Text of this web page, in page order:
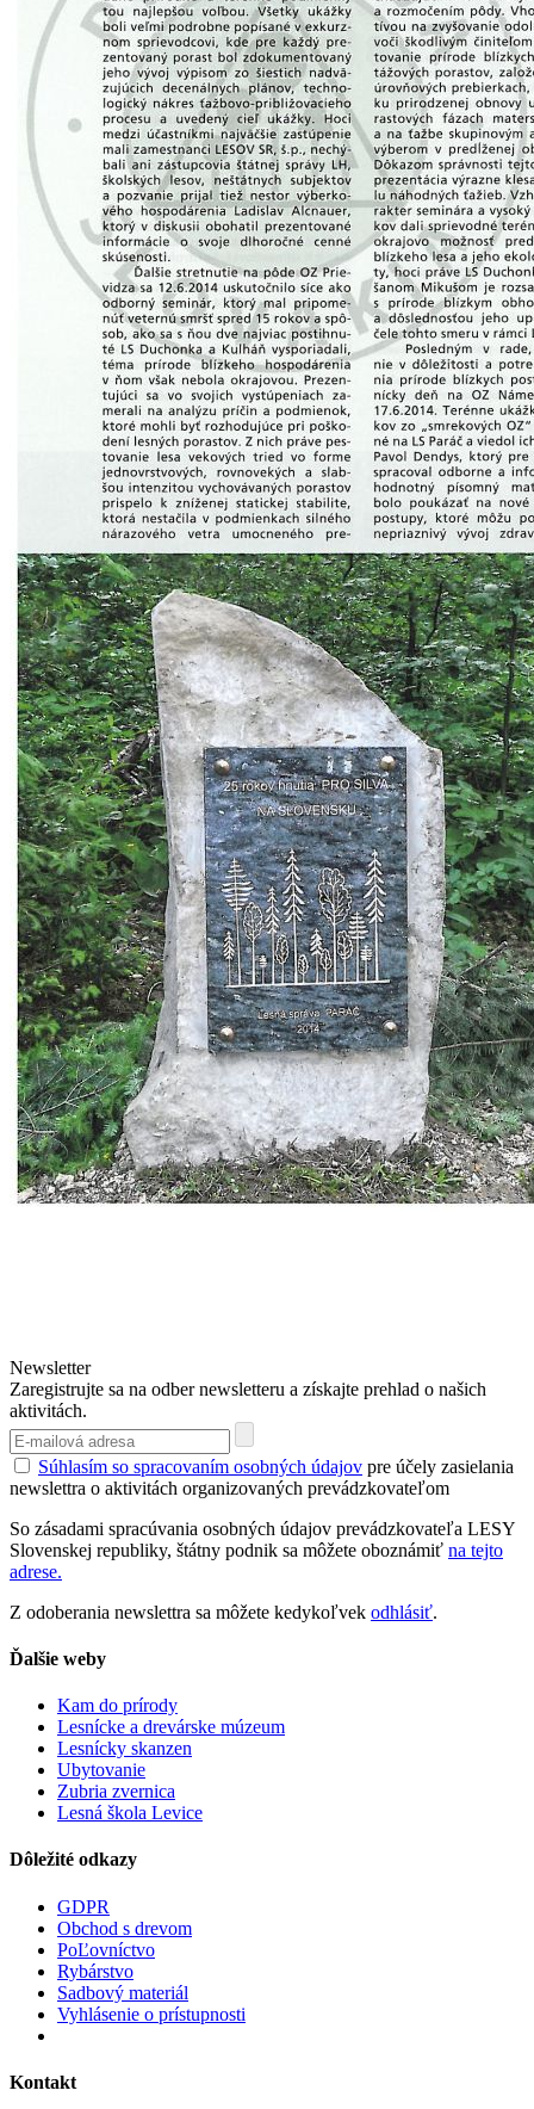
Newsletter
Zaregistrujte sa na odber newsletteru a získajte prehlad o našich
aktivitách.
Súhlasím so spracovaním osobných údajov pre účely zasielania
newslettra o aktivitách organizovaných prevádzkovateľom
So zásadami spracúvania osobných údajov prevádzkovateľa LESY
Slovenskej republiky, štátny podnik sa môžete oboznámiť na tejto
adrese.
Z odoberania newslettra sa môžete kedykoľvek odhlásiť.
Ďalšie weby
Kam do prírody
Lesnícke a drevárske múzeum
Lesnícky skanzen
Ubytovanie
Zubria zvernica
Lesná škola Levice
Dôležité odkazy
GDPR
Obchod s drevom
PoĽovníctvo
Rybárstvo
Sadbový materiál
Vyhlásenie o prístupnosti
Kontakt